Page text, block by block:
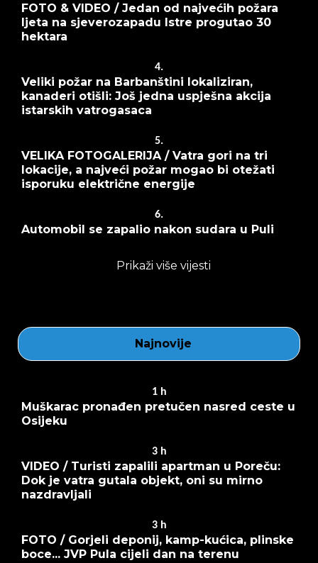
FOTO & VIDEO / Jedan od najvećih požara
ljeta na sjeverozapadu Istre progutao 30
hektara
4.
Veliki požar na Barbanštini lokaliziran,
kanaderi otišli: Još jedna uspješna akcija
istarskih vatrogasaca
5.
VELIKA FOTOGALERIJA / Vatra gori na tri
lokacije, a najveći požar mogao bi otežati
isporuku električne energije
6.
Automobil se zapalio nakon sudara u Puli
Prikaži više vijesti
Najnovije
1 h
Muškarac pronađen pretučen nasred ceste u
Osijeku
3 h
VIDEO / Turisti zapalili apartman u Poreču:
Dok je vatra gutala objekt, oni su mirno
nazdravljali
3 h
FOTO / Gorjeli deponij, kamp-kućica, plinske
boce... JVP Pula cijeli dan na terenu